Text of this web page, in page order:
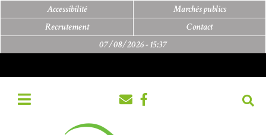
Accessibilité
Marchés publics
Recrutement
Contact
07/08/2026 -15:37